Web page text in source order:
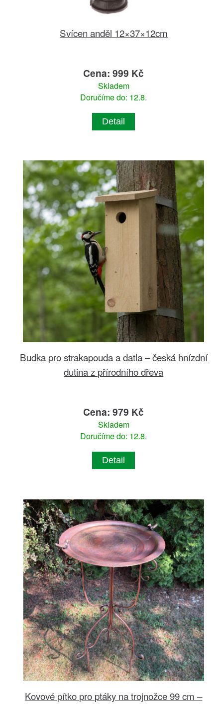
Svícen anděl 12×37×12cm
Cena: 999 Kč
Skladem
Doručíme do: 12.8.
Detail
Budka pro strakapouda a datla – česká hnízdní
dutina z přírodního dřeva
Cena: 979 Kč
Skladem
Doručíme do: 12.8.
Detail
Kovové pítko pro ptáky na trojnožce 99 cm –